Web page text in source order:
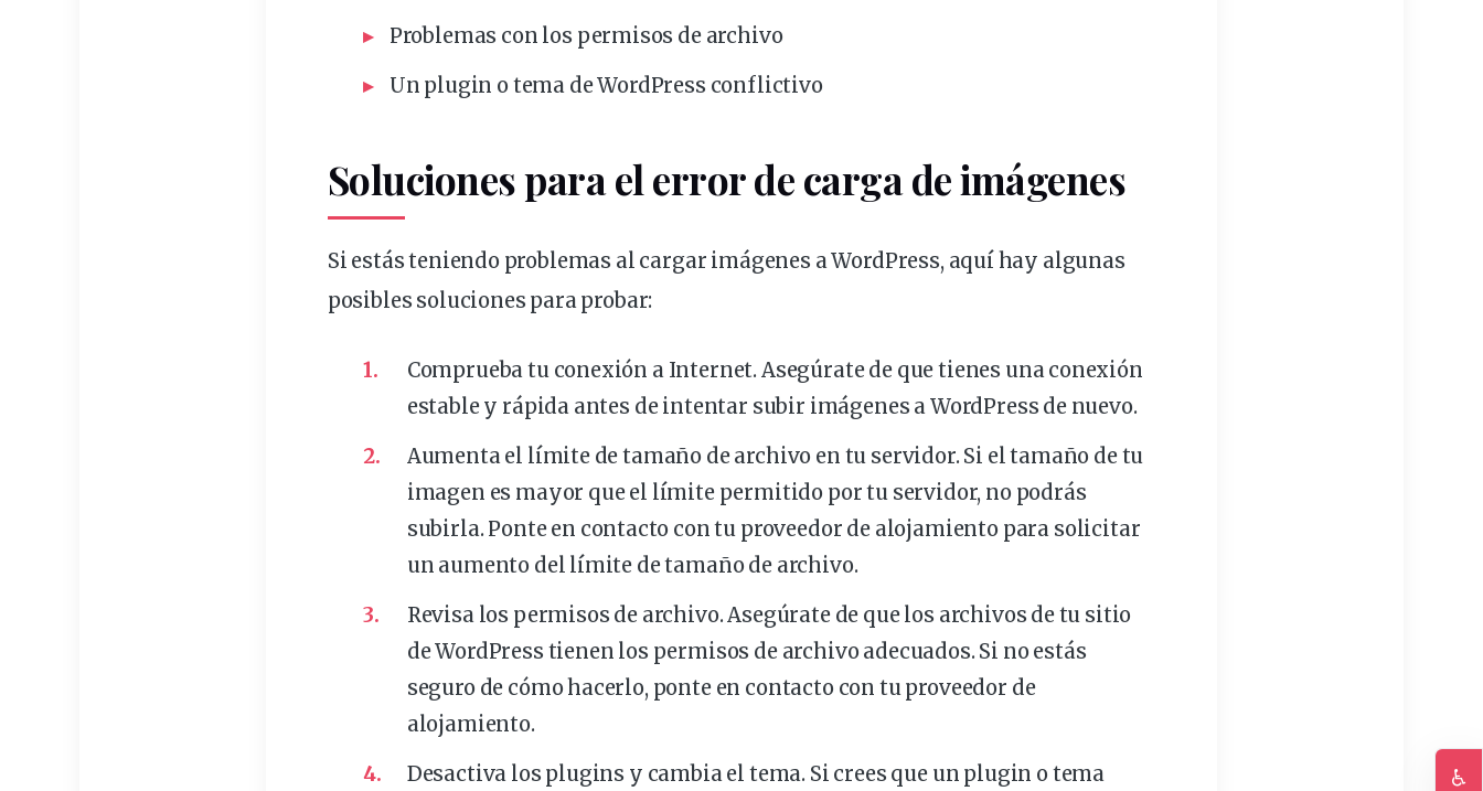
Problemas con los permisos de archivo
Un plugin o tema de WordPress conflictivo
Soluciones para el error de carga de imágenes
Si estás teniendo problemas al cargar imágenes a WordPress, aquí hay algunas
posibles soluciones para probar:
Comprueba tu conexión a Internet. Asegúrate de que tienes una conexión
estable y rápida antes de intentar subir imágenes a WordPress de nuevo.
Aumenta el límite de tamaño de archivo en tu servidor. Si el tamaño de tu
imagen es mayor que el límite permitido por tu servidor, no podrás
subirla. Ponte en contacto con tu proveedor de alojamientopara solicitar
un aumento del límite de tamaño de archivo.
Revisa los permisos de archivo. Asegúrate de que los archivos de tu sitio
de WordPress tienen los permisos de archivo adecuados. Si no estás
seguro de cómo hacerlo, ponteen contacto con tu proveedor de
alojamiento.
Desactiva los plugins y cambia el tema. Si crees que un plugin o tema
♿